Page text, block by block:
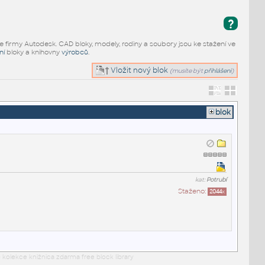
?
firmy Autodesk. CAD bloky, modely, rodiny a soubory jsou ke stažení ve
bloky a knihovny výrobců.
Vložit nový blok (musíte být přihlášeni)
blok
kat:Potrubí
Staženo: 2044x
knižnica zdarma free block library